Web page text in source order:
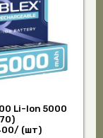
Li-lon 5000
(шт)